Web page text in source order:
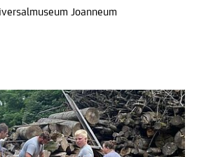
Joanneum